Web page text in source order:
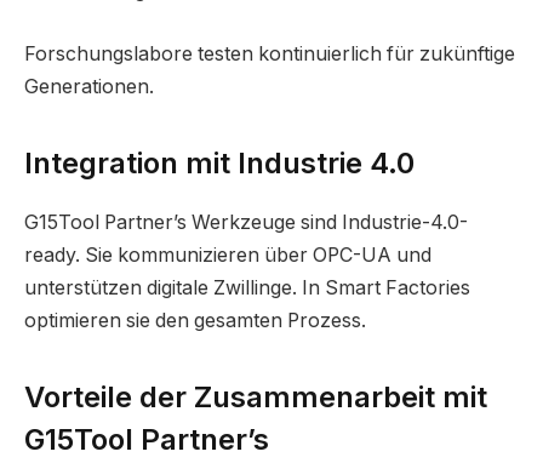
Forschungslabore testen kontinuierlich für zukünftige
Generationen.
Integration mit Industrie 4.0
G15Tool Partner’s Werkzeuge sind Industrie-4.0-
ready. Sie kommunizieren über OPC-UA und
unterstützen digitale Zwillinge. In Smart Factories
optimieren sie den gesamten Prozess.
Vorteile der Zusammenarbeit mit
G15Tool Partner’s